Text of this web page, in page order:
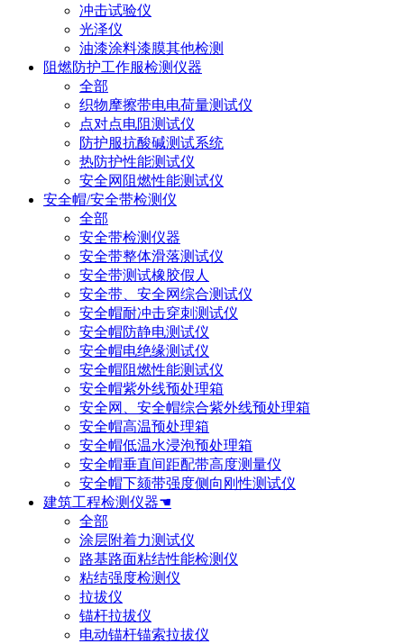
冲击试验仪
光泽仪
油漆涂料漆膜其他检测
阻燃防护工作服检测仪器
全部
织物摩擦带电电荷量测试仪
点对点电阻测试仪
防护服抗酸碱测试系统
热防护性能测试仪
安全网阻燃性能测试仪
安全帽/安全带检测仪
全部
安全带检测仪器
安全带整体滑落测试仪
安全带测试橡胶假人
安全带、安全网综合测试仪
安全帽耐冲击穿刺测试仪
安全帽防静电测试仪
安全帽电绝缘测试仪
安全帽阻燃性能测试仪
安全帽紫外线预处理箱
安全网、安全帽综合紫外线预处理箱
安全帽高温预处理箱
安全帽低温水浸泡预处理箱
安全帽垂直间距配带高度测量仪
安全帽下颏带强度侧向刚性测试仪
建筑工程检测仪器☚
全部
涂层附着力测试仪
路基路面粘结性能检测仪
粘结强度检测仪
拉拔仪
锚杆拉拔仪
电动锚杆锚索拉拔仪